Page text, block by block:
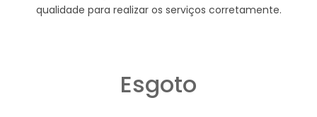
qualidade para realizar os serviços corretamente.
Esgoto